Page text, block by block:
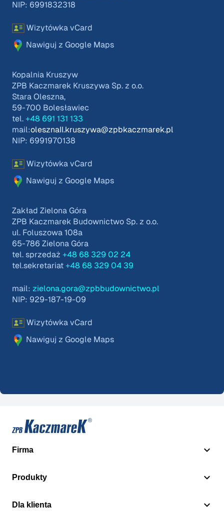
NIP: 6991832318
Wizytówka vCard
Nawiguj z Google Maps
Kopalnia Kruszyw
ZPB Kaczmarek Kruszywa Sp. z o.o.
Stara Oleszna,
59-700 Bolesławiec
tel. +48 691 131 133
mail:olesznaII.kruszywa@zpbkaczmarek.pl
NIP: 6991970138
Wizytówka vCard
Nawiguj z Google Maps
Zakład Zielona Góra
ZPB Kaczmarek Budownictwo Sp. z o.o.
ul. Foluszowa 108a
65-786 Zielona Góra
tel. sprzedaż +48 68 329 02 24
tel.sekretariat +48 68 329 04 39
mail: zielona.gora@zpbbudownictwo.pl
NIP: 929-187-19-09
Wizytówka vCard
Nawiguj z Google Maps
Firma
Produkty
Dla klienta